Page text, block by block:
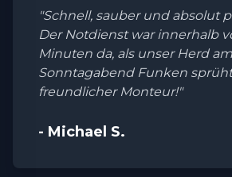
"Schnell, sauber und absolut
Der Notdienst war innerhalb
Minuten da, als unser Herd am
Sonntagabend Funken
freundlicher Monteur!"
- Michael S.